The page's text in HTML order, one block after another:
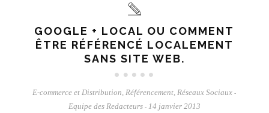
GOOGLE + LOCAL OU COMMENT
ÊTRE RÉFÉRENCÉ LOCALEMENT
SANS SITE WEB.
E-commerce et Distribution Référencement Réseaux Sociaux -
Equipe des Redacteurs - 14 janvier 2013